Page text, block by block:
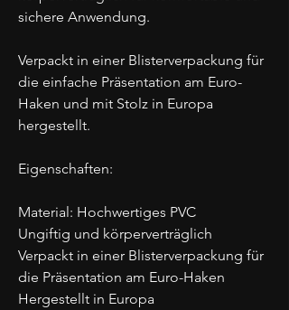
sichere Anwendung.
Verpackt in einer Blisterverpackung für
die einfache Präsentation am Euro-
Haken und mit Stolz in Europa
hergestellt.
Eigenschaften:
Material: Hochwertiges PVC
Ungiftig und körperverträglich
Verpackt in einer Blisterverpackung für
die Präsentation am Euro-Haken
Hergestellt in Europa